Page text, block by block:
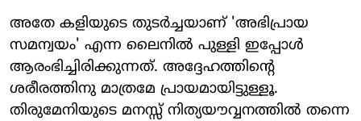
അതേ കളിയുടെ തുടര്‍ച്ചയാണ് 'അഭിപ്രായ
സമന്വയം' എന്ന ലൈനില്‍ പുള്ളി ഇപ്പോള്‍
ആരംഭിച്ചിരിക്കുന്നത്. അദ്ദേഹത്തിന്റെ
ശരീരത്തിനു മാത്രമേ പ്രായമായിട്ടുള്ളൂ.
തിരുമേനിയുടെ മനസ്സ് നിത്യയൗവ്വനത്തില്‍ തന്നെ